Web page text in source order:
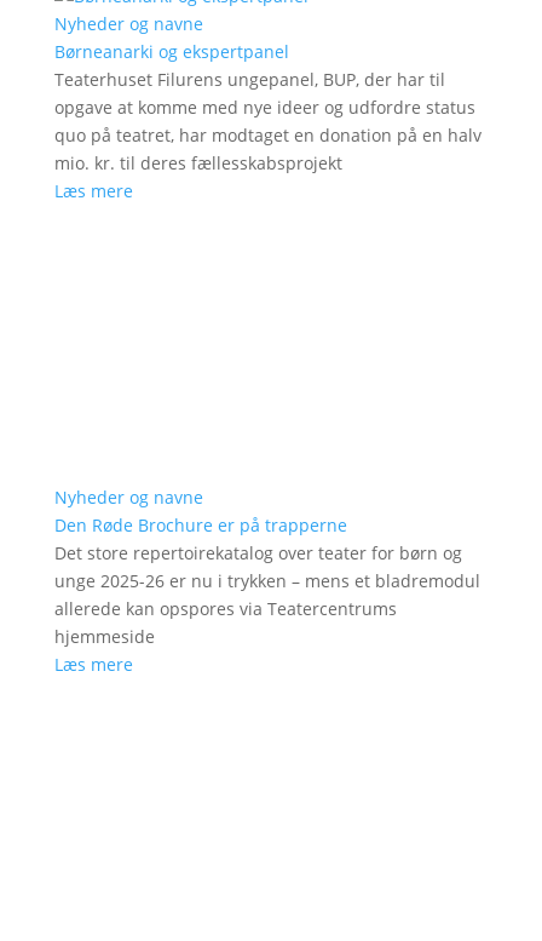
Nyheder og navne
Børneanarki og ekspertpanel
Teaterhuset Filurens ungepanel, BUP, der har til
opgave at komme med nye ideer og udfordre status
quo på teatret, har modtaget en donation på en halv
mio. kr. til deres fællesskabsprojekt
Læs mere
Nyheder og navne
Den Røde Brochure er på trapperne
Det store repertoirekatalog over teater for børn og
unge 2025-26 er nu i trykken – mens et bladremodul
allerede kan opspores via Teatercentrums
hjemmeside
Læs mere